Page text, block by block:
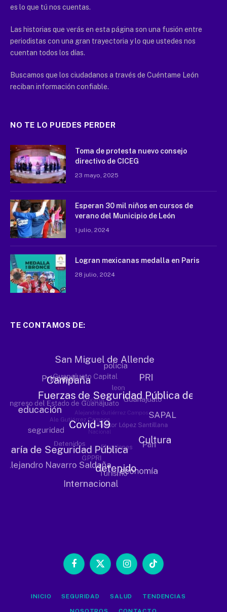
es lo que tú nos cuentas.
Las historias que verás en esta página son una fusión entre
periodistas con una gran trayectoria y lo que ustedes nos
cuentan todos los días.
Buscamos que los ciudadanos a través de Cuéntame León
reciban información confiable.
NO TE LO PUEDES PERDER
Toma de protesta nuevo consejo
directivo de CICEG
23 mayo, 2025
Esperan 30 mil niños en cursos de
verano del Municipio de León
1 julio, 2024
Logran mexicanas medalla en Paris
28 julio, 2024
TE CONTAMOS DE:
Facebook
X
InstagramTikTok
INICIO SEGURIDAD SALUD TENDENCIAS